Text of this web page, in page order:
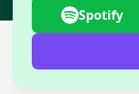
Spotify